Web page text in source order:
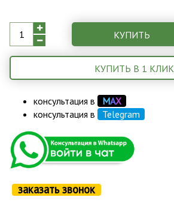
КУПИТЬ
КУПИТЬ В 1 КЛИК
консультация в МАХ
консультация в Telegram
заказать звонок